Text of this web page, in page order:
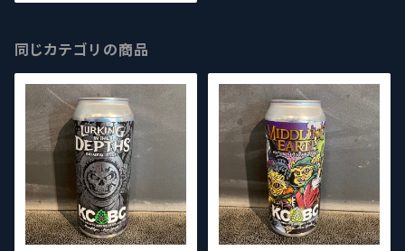
同じカテゴリの商品